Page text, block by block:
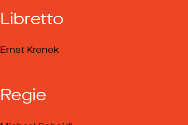
Libretto
Ernst Krenek
Regie